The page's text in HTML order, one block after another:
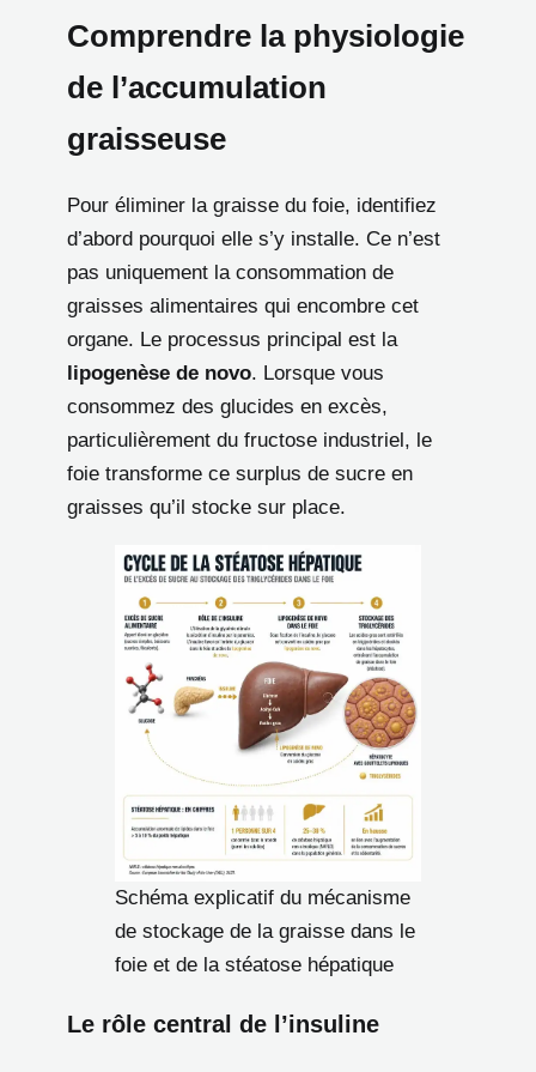
Comprendre la physiologie
de l’accumulation
graisseuse
Pour éliminer la graisse du foie, identifiez
d’abord pourquoi elle s’y installe. Ce n’est
pas uniquement la consommation de
graisses alimentaires qui encombre cet
organe. Le processus principal est la
lipogenèse de novo. Lorsque vous
consommez des glucides en excès,
particulièrement du fructose industriel, le
foie transforme ce surplus de sucre en
graisses qu’il stocke sur place.
Schéma explicatif du mécanisme
de stockage de la graisse dans le
foie et de la stéatose hépatique
Le rôle central de l’insuline